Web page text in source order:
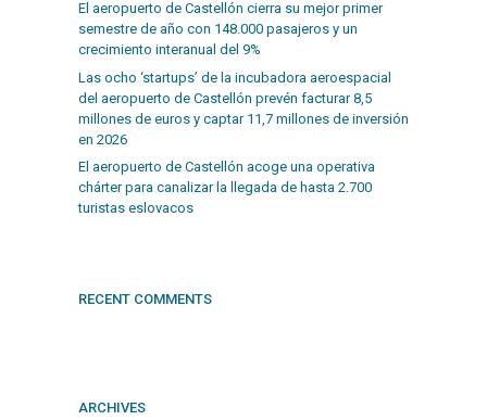
El aeropuerto de Castellón cierra su mejor primer
semestre de año con 148.000 pasajeros y un
crecimiento interanual del 9%
Las ocho ‘startups’ de la incubadora aeroespacial
del aeropuerto de Castellón prevén facturar 8,5
millones de euros y captar 11,7 millones de inversión
en 2026
El aeropuerto de Castellón acoge una operativa
chárter para canalizar la llegada de hasta 2.700
turistas eslovacos
RECENT COMMENTS
ARCHIVES